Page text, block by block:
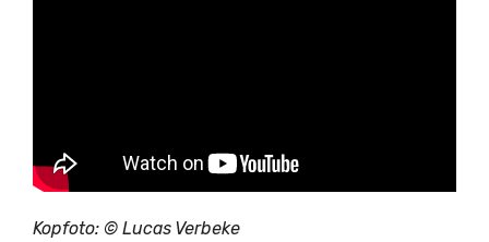
Kopfoto: © Lucas Verbeke